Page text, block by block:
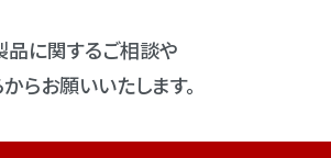
品に関するご相談や
らお願いいたします。